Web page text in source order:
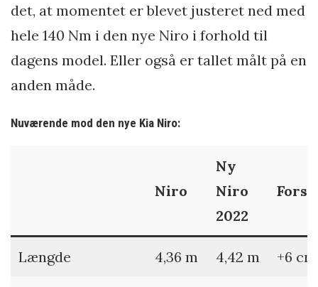
det, at momentet er blevet justeret ned med
hele 140 Nm i den nye Niro i forhold til
dagens model. Eller også er tallet målt på en
anden måde.
Nuværende mod den nye Kia Niro:
Niro
Ny
Niro
2022
Længde 4,36 m 4,42 m +6 cm